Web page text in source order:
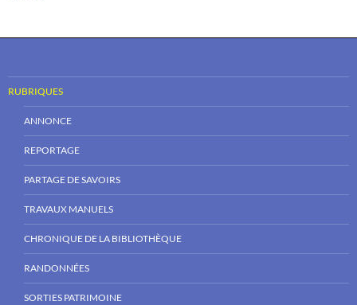
RUBRIQUES
ANNONCE
REPORTAGE
PARTAGE DE SAVOIRS
TRAVAUX MANUELS
CHRONIQUE DE LA BIBLIOTHÈQUE
RANDONNÉES
SORTIES PATRIMOINE